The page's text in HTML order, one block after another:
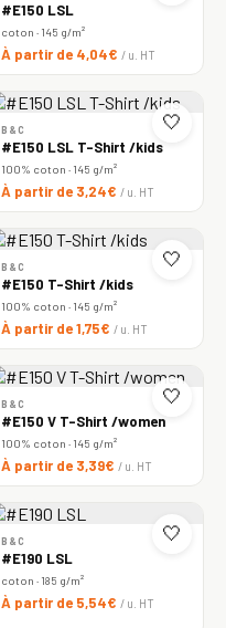
#E150 LSL
coton · 145 g/m²
À partir de 4,04€ / u. HT
🤍
B&C
#E150 LSL T-Shirt /kids
100% coton · 145 g/m²
À partir de 3,24€ / u. HT
🤍
B&C
#E150 T-Shirt /kids
100% coton · 145 g/m²
À partir de 1,75€ / u. HT
🤍
B&C
#E150 V T-Shirt /women
100% coton · 145 g/m²
À partir de 3,39€ / u. HT
🤍
B&C
#E190 LSL
coton · 185 g/m²
À partir de 5,54€ / u. HT